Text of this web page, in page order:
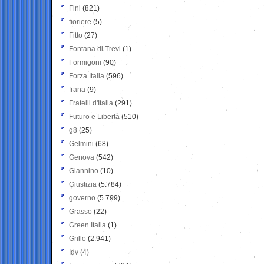
Fini (821)
fioriere (5)
Fitto (27)
Fontana di Trevi (1)
Formigoni (90)
Forza Italia (596)
frana (9)
Fratelli d'Italia (291)
Futuro e Libertà (510)
g8 (25)
Gelmini (68)
Genova (542)
Giannino (10)
Giustizia (5.784)
governo (5.799)
Grasso (22)
Green Italia (1)
Grillo (2.941)
Idv (4)